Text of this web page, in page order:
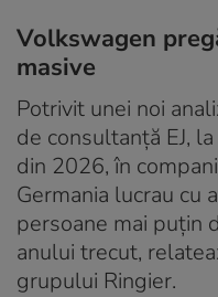
Volkswagen
masive
Potrivit unei noi
de consultanță EJ,
din 2026, în
Germania lucrau cu
persoane mai puțin
anului trecut,
grupului Ringier.